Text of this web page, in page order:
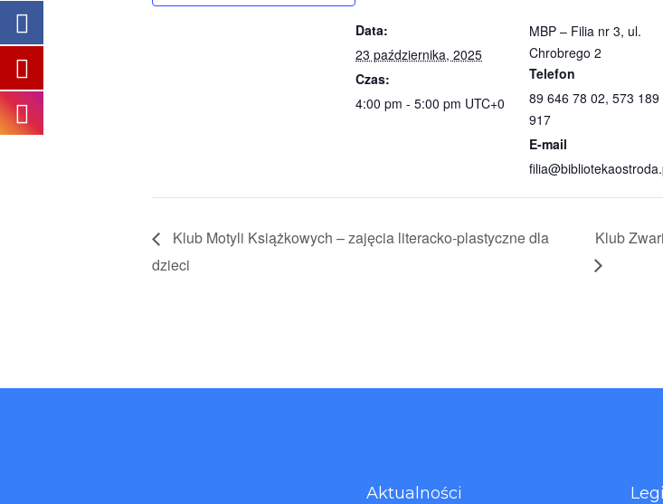
Data:
23 października, 2025
Czas:
4:00 pm - 5:00 pm UTC+0
MBP – Filia nr 3, ul.
Chrobrego 2
Telefon
89 646 78 02, 573 189
917
E-mail
Klub Motyli Książkowych – zajęcia literacko-plastyczne dla
dzieci
Klub
Aktualności